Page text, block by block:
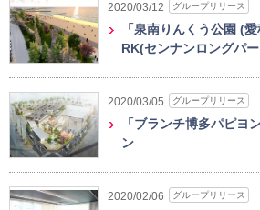
2020/03/12 グループリリース
「泉南りんくう公園 (
RK(センナンロングパー
2020/03/05 グループリリース
「ブランチ博多パピヨ
ン
2020/02/06 グループリリース